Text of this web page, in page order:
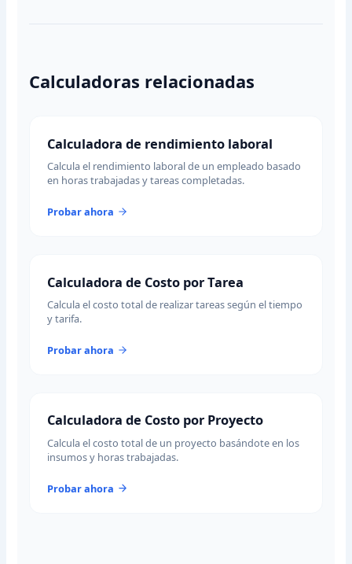
Calculadoras relacionadas
Calculadora de rendimiento laboral
Calcula el rendimiento laboral de un empleado basado
en horas trabajadas y tareas completadas.
Probar ahora
Calculadora de Costo por Tarea
Calcula el costo total de realizar tareas según el tiempo
y tarifa.
Probar ahora
Calculadora de Costo por Proyecto
Calcula el costo total de un proyecto basándote en los
insumos y horas trabajadas.
Probar ahora